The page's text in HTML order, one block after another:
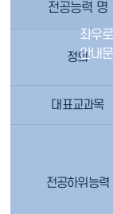
전공능력 명
정의
대표교과목
전공하위능력